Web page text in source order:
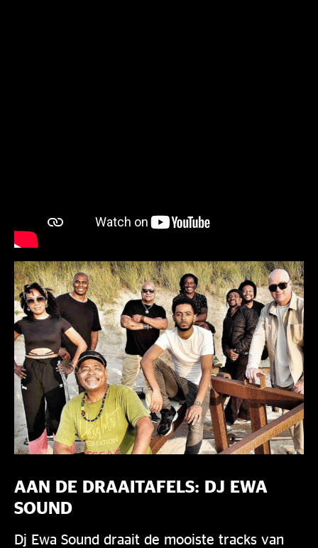
AAN DE DRAAITAFELS: DJ EWA
SOUND
Dj Ewa Sound draait de mooiste tracks van